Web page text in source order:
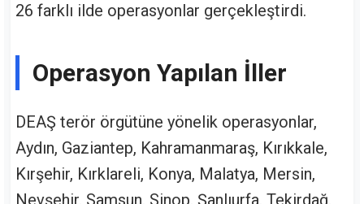
26 farklı ilde operasyonlar gerçekleştirdi.
Operasyon Yapılan İller
DEAŞ terör örgütüne yönelik operasyonlar,
Aydın, Gaziantep, Kahramanmaraş, Kırıkkale,
Kırşehir, Kırklareli, Konya, Malatya, Mersin,
Nevşehir, Samsun, Sinop, Şanlıurfa, Tekirdağ,